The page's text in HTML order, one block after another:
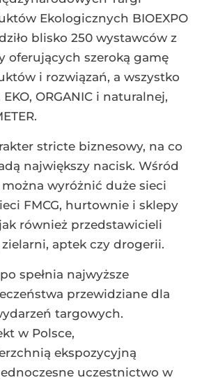
Ekologicznych BIOEXPO
blisko 250 wystawców z
oferujących szeroką gamę
i rozwiązań, a wszystko
ORGANIC i naturalnej,
stricte biznesowy, na co
największy nacisk. Wśród
wyróżnić duże sieci
FMCG, hurtownie i sklepy
również przedstawicieli
zielarni, aptek czy drogerii.
spełnia najwyższe
przewidziane dla
targowych.
w Polsce,
ekspozycyjną
uczestnictwo w